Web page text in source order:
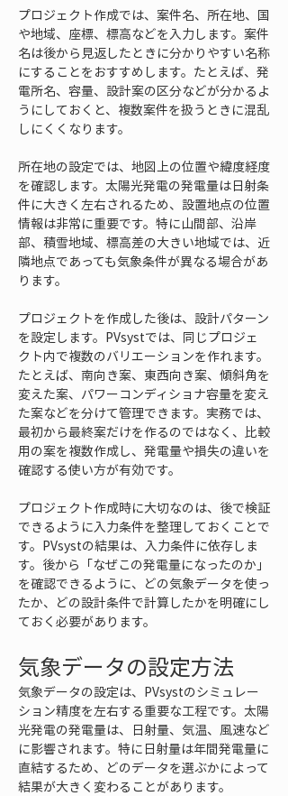
プロジェクト作成では、案件名、所在地、国
や地域、座標、標高などを入力します。案件
名は後から見返したときに分かりやすい名称
にすることをおすすめします。たとえば、発
電所名、容量、設計案の区分などが分かるよ
うにしておくと、複数案件を扱うときに混乱
しにくくなります。
所在地の設定では、地図上の位置や緯度経度
を確認します。太陽光発電の発電量は日射条
件に大きく左右されるため、設置地点の位置
情報は非常に重要です。特に山間部、沿岸
部、積雪地域、標高差の大きい地域では、近
隣地点であっても気象条件が異なる場合があ
ります。
プロジェクトを作成した後は、設計パターン
を設定します。PVsystでは、同じプロジェ
クト内で複数のバリエーションを作れます。
たとえば、南向き案、東西向き案、傾斜角を
変えた案、パワーコンディショナ容量を変え
た案などを分けて管理できます。実務では、
最初から最終案だけを作るのではなく、比較
用の案を複数作成し、発電量や損失の違いを
確認する使い方が有効です。
プロジェクト作成時に大切なのは、後で検証
できるように入力条件を整理しておくことで
す。PVsystの結果は、入力条件に依存しま
す。後から「なぜこの発電量になったのか」
を確認できるように、どの気象データを使っ
たか、どの設計条件で計算したかを明確にし
ておく必要があります。
気象データの設定方法
気象データの設定は、PVsystのシミュレー
ション精度を左右する重要な工程です。太陽
光発電の発電量は、日射量、気温、風速など
に影響されます。特に日射量は年間発電量に
直結するため、どのデータを選ぶかによって
結果が大きく変わることがあります。